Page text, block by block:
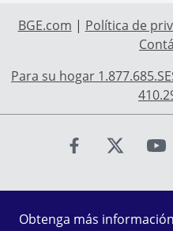
BGE.com | Política de
Para su hogar
Obtenga más